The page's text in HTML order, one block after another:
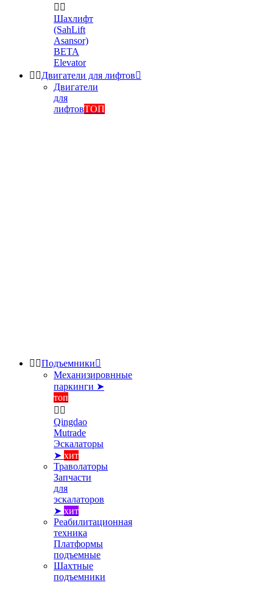
 
Шахлифт
(SahLift
Asansor)
BETA
Elevator
 Двигатели для лифтов
Двигатели
для
лифтовТОП
 Подъемники
Механизировнные
паркинги ➤
топ
 
Qingdao
Mutrade
Эскалаторы
➤ хит
Траволаторы
Запчасти
для
эскалаторов
➤ хит
Реабилитационная
техника
Платформы
подъемные
Шахтные
подъемники